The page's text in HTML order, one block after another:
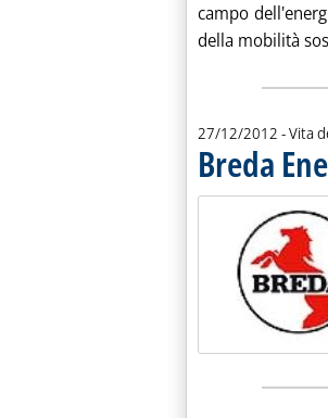
campo
della mobilità
27/12/2012 - Vita
Breda